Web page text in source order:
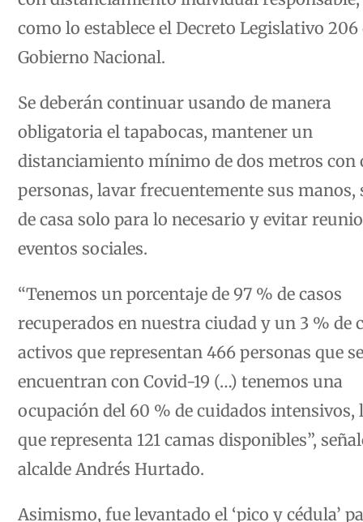
como lo establece el Decreto Legislativo 206
Gobierno Nacional.
Se deberán continuar usando de manera
obligatoria el tapabocas, mantener un
distanciamiento mínimo de dos metros con
personas, lavar frecuentemente sus manos,
de casa solo para lo necesario y evitar
eventos sociales.
“Tenemos un porcentaje de 97 % de casos
recuperados en nuestra ciudad y un 3 % de
activos que representan 466 personas que se
encuentran con Covid-19 (…) tenemos una
ocupación del 60 % de cuidados intensivos,
que representa 121 camas disponibles”,
alcalde Andrés Hurtado.
Asimismo, fue levantado el ‘pico y cédula’